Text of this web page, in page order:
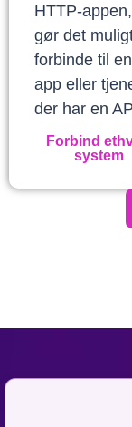
HTTP-
gør det
forbinde til
app eller
der har en
Forbind
system